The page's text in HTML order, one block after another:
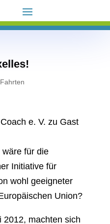
Fahrten
e. V. zu Gast
für die
Initiative für
wohl geeigneter
Union?
2012, machten sich